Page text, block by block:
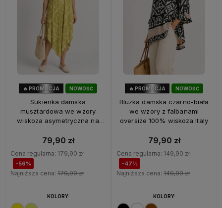
NOWOŚĆ
🔥 PROMOCJA
Sukienka damska
musztardowa we wzory
wiskoza asymetryczna na
79,90 zł
Cena regularna: 179,90 zł
-56%
Najniższa cena: 179,90 zł
KOLORY:
NOWOŚĆ
🔥 PROMOCJA
Bluzka damska czarno-biała
we wzory z falbanami
oversize 100% wiskoza Italy
79,90 zł
Cena regularna: 149,90 zł
-47%
Najniższa cena: 149,90 zł
KOLORY: